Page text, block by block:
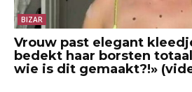
BIZAR
Vrouw past elegant
bedekt haar borsten
wie is dit gemaakt?!»